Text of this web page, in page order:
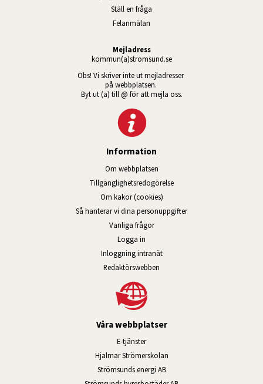
Ställ en fråga
Felanmälan
Mejladress
kommun(a)stromsund.se
Obs! Vi skriver inte ut mejladresser
på webbplatsen.
Byt ut (a) till @ för att mejla oss.
Information
Om webbplatsen
Tillgänglig­hets­redo­görelse
Om kakor (cookies)
Så hanterar vi dina personuppgifter
Vanliga frågor
Logga in
Inloggning intranätÖppnas i nytt fönster.
Redaktörswebben
Våra webbplatser
E-tjänsterLänk till annan webbplats, öppnas i
Hjalmar StrömerskolanLänk till annan webbplats,
Strömsunds energi ABLänk till annan webbplats,